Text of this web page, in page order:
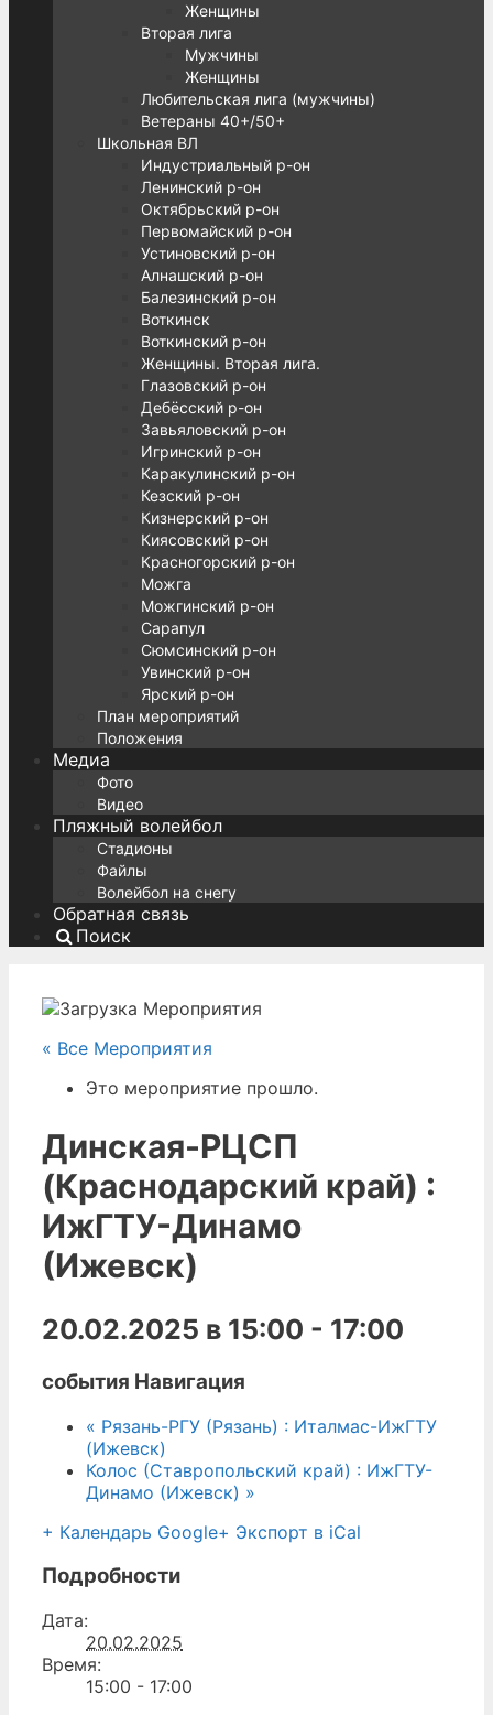
Женщины
Вторая лига
Мужчины
Женщины
Любительская лига (мужчины)
Ветераны 40+/50+
Школьная ВЛ
Индустриальный р-он
Ленинский р-он
Октябрьский р-он
Первомайский р-он
Устиновский р-он
Алнашский р-он
Балезинский р-он
Воткинск
Воткинский р-он
Женщины. Вторая лига.
Глазовский р-он
Дебёсский р-он
Завьяловский р-он
Игринский р-он
Каракулинский р-он
Кезский р-он
Кизнерский р-он
Киясовский р-он
Красногорский р-он
Можга
Можгинский р-он
Сарапул
Сюмсинский р-он
Увинский р-он
Ярский р-он
План мероприятий
Положения
Медиа
Фото
Видео
Пляжный волейбол
Стадионы
Файлы
Волейбол на снегу
Обратная связь
Поиск
« Все Мероприятия
Это мероприятие прошло.
Динская-РЦСП
(Краснодарский край) :
ИжГТУ-Динамо
(Ижевск)
20.02.2025 в 15:00 - 17:00
события Навигация
« Рязань-РГУ (Рязань) : Италмас-ИжГТУ
(Ижевск)
Колос (Ставропольский край) : ИжГТУ-
Динамо (Ижевск) »
+ Календарь Google+ Экспорт в iCal
Подробности
Дата:
20.02.2025
Время:
15:00 - 17:00